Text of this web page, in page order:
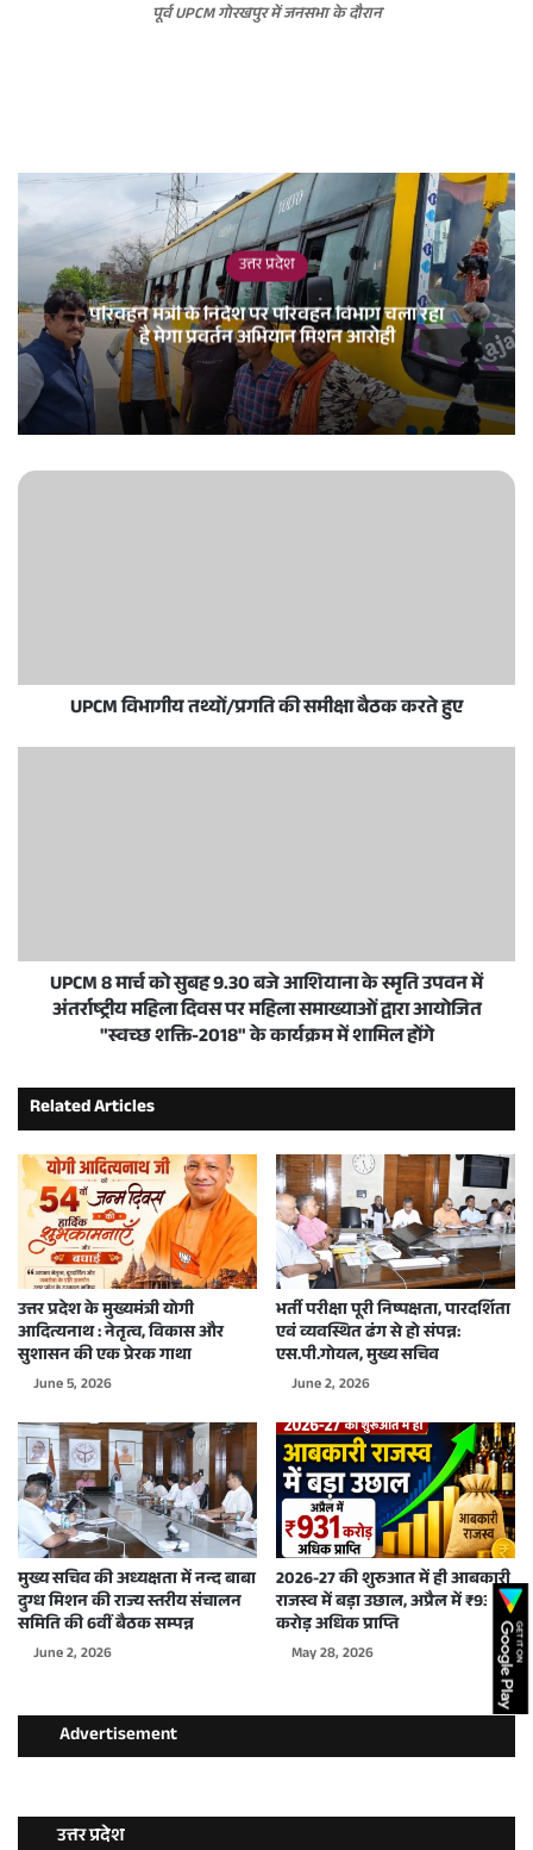
पूर्व UPCM गोरखपुर में जनसभा के दौरान
उत्तर प्रदेश
परिवहन मंत्री के निर्देश पर परिवहन विभाग चला रहा
है मेगा प्रवर्तन अभियान मिशन आरोही
UPCM विभागीय तथ्यों/प्रगति की समीक्षा बैठक करते हुए
UPCM 8 मार्च को सुबह 9.30 बजे आशियाना के स्मृति उपवन में
अंतर्राष्ट्रीय महिला दिवस पर महिला समाख्याओं द्वारा आयोजित
"स्वच्छ शक्ति-2018" के कार्यक्रम में शामिल होंगे
Related Articles
उत्तर प्रदेश के मुख्यमंत्री योगी
आदित्यनाथ : नेतृत्व, विकास और
सुशासन की एक प्रेरक गाथा
June 5, 2026
भर्ती परीक्षा पूरी निष्पक्षता, पारदर्शिता
एवं व्यवस्थित ढंग से हो संपन्न:
एस.पी.गोयल, मुख्य सचिव
June 2, 2026
मुख्य सचिव की अध्यक्षता में नन्द बाबा
दुग्ध मिशन की राज्य स्तरीय संचालन
समिति की 6वीं बैठक सम्पन्न
June 2, 2026
2026-27 की शुरुआत में ही आबकारी
राजस्व में बड़ा उछाल, अप्रैल में ₹931
करोड़ अधिक प्राप्ति
May 28, 2026
Advertisement
उत्तर प्रदेश